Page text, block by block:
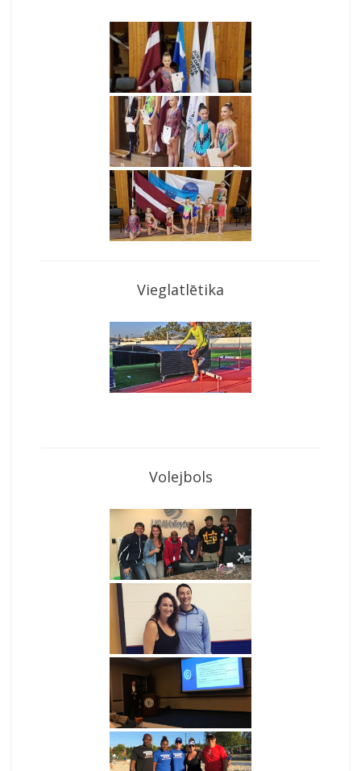
Vieglatlētika
Volejbols